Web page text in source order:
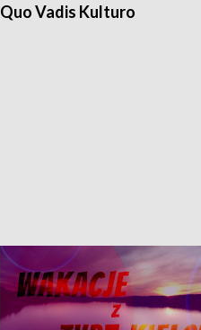
Quo Vadis Kulturo